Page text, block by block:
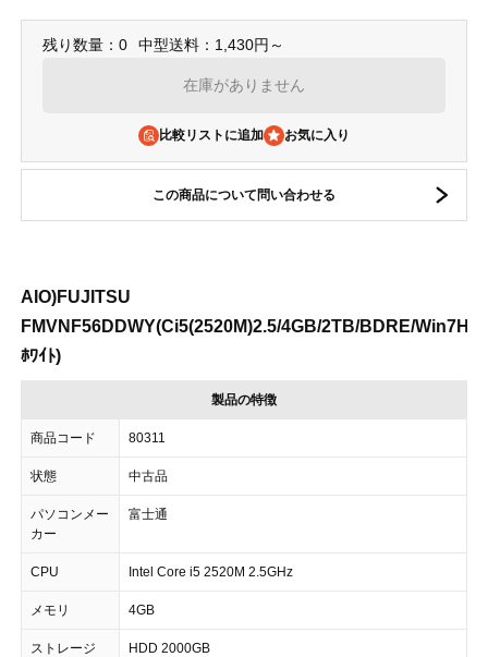
残り数量：0 中型送料：1,430円～
在庫がありません
比較リストに追加
この商品について問い合わせる
AIO)FUJITSU
FMVNF56DDWY(Ci5(2520M)2.5/4GB/2TB/BDRE/Win7HP/
ﾎﾜｲﾄ)
製品の特徴
商品コード 80311
状態 中古品
パソコンメー
カー
富士通
CPU Intel Core i5 2520M 2.5GHz
メモリ 4GB
ストレージ HDD 2000GB